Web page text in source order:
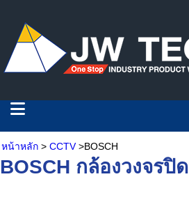
หน้าหลัก > CCTV>BOSCH
BOSCH กล้องวงจรปิด